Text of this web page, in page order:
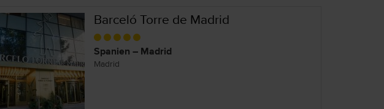
Barceló Torre de Madrid
Spanien – Madrid
Madrid